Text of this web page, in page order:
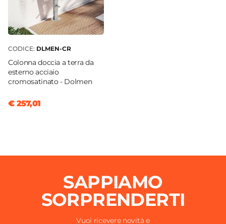
CODICE: DLMEN-CR
Colonna doccia a terra da
esterno acciaio
cromosatinato - Dolmen
€ 257,01
SAPPIAMO
SORPRENDERTI
Vuoi ricevere novità e